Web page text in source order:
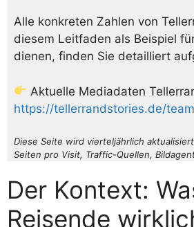
Alle konkreten Zahlen von
diesem Leitfaden als Beispiel
dienen, finden Sie detailliert
Aktuelle Mediadaten
https://tellerrandstories.de/
Diese Seite wird vierteljährlich
Seiten pro Visit, Traffic-Quellen,
Der Kontext:
Reisende